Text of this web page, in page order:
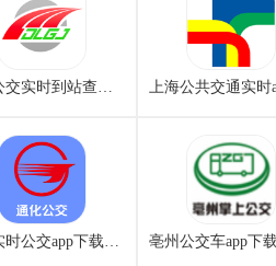
大连公交实时到站查询app下载安卓最新版
通化实时公交app下载最新版